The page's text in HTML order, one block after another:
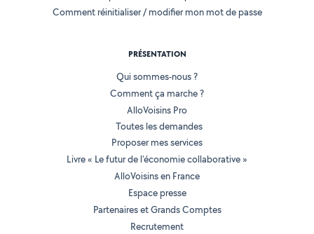
Comment réinitialiser / modifier mon mot de passe
PRÉSENTATION
Qui sommes-nous ?
Comment ça marche ?
AlloVoisins Pro
Toutes les demandes
Proposer mes services
Livre « Le futur de l'économie collaborative »
AlloVoisins en France
Espace presse
Partenaires et Grands Comptes
Recrutement